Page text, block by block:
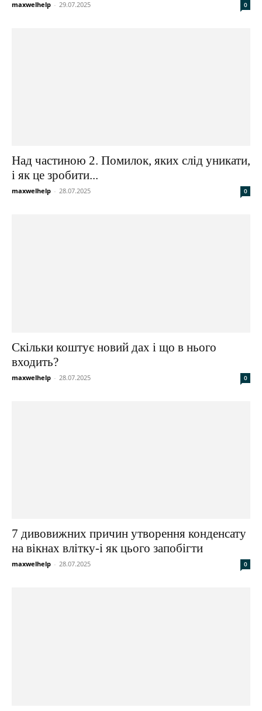
maxwelhelp - 29.07.2025 0
Над частиною 2. Помилок, яких слід уникати,
і як це зробити...
maxwelhelp - 28.07.2025 0
Скільки коштує новий дах і що в нього
входить?
maxwelhelp - 28.07.2025 0
7 дивовижних причин утворення конденсату
на вікнах влітку-і як цього запобігти
maxwelhelp - 28.07.2025 0